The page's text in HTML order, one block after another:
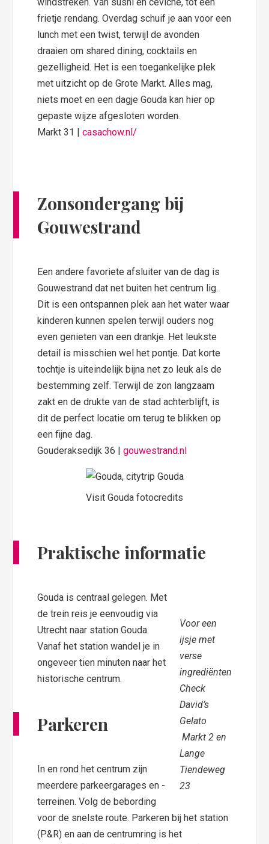
windstreken. Van sushi en ceviche, tot een
frietje rendang. Overdag schuif je aan voor een
lunch met een twist, terwijl de avonden
draaien om shared dining, cocktails en
gezelligheid. Het is een toegankelijke plek
met uitzicht op de Grote Markt. Alles mag,
niets moet en een dagje Gouda kan hier op
gepaste wijze afgesloten worden.
Markt 31 |casachow.nl/
Zonsondergang bij
Gouwestrand
Een andere favoriete afsluiter van de dag is
Gouwestrand dat net buiten het centrum lig.
Dit is een ontspannen plek aan het water waar
kinderen kunnen spelen terwijl ouders nog
even genieten van een drankje. Het leukste
detail is misschien wel het pontje. Dat korte
tochtje is uiteindelijk bijna net zo leuk als de
bestemming zelf. Terwijl de zon langzaam
zakt en de drukte van de stad achterblijft, is
dit de perfect locatie om terug te blikken op
een fijne dag.
Gouderaksedijk 36 |gouwestrand.nl
Visit Gouda fotocredits
Praktische informatie
Voor een
ijsje met
verse
ingrediënten
Check
David’s
Gelato
Markt 2 en
Lange
Tiendeweg
23
Gouda is centraal gelegen. Met
de trein reis je eenvoudig via
Utrecht naar station Gouda.
Vanaf het station wandel je in
ongeveer tien minuten naar het
historische centrum.
Parkeren
In en rond het centrum zijn
meerdere parkeergarages en -
terreinen. Volg de bebording
voor de snelste route. Parkeren bij het station
(P&R) en aan de centrumring is het